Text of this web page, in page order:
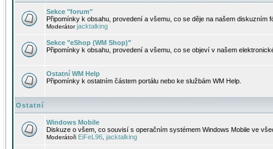
Sekce "forum"
Připomínky k obsahu, provedení a všemu, co se děje na našem diskuzním
Moderátorjacktalking
Sekce "eShop (WM Shop)"
Připomínky k obsahu, provedení a všemu, co se objeví v našem
Ostatní WM Help
Připomínky k ostatním částem portálu nebo ke službám WM Help.
Ostatní
Windows Mobile
Diskuze o všem, co souvisí s operačním systémem Windows Mobile ve
Moderátoři EiFeL96 jacktalking